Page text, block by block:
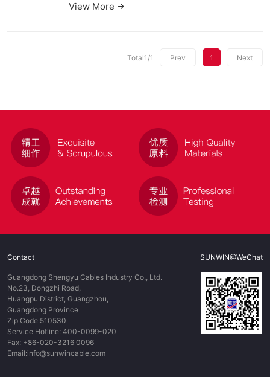
职业健康安全近日，广东质检中诚认证有限公司评审专家
View More
Total1/1 Prev 1 Next
Contact
Guangdong Shengyu Cables Industry Co., Ltd.
No.23, Dongzhi Road,
Huangpu District, Guangzhou,
Guangdong Province
Zip Code:510530
Service Hotline: 400-0099-020
Fax: +86-020-3216 0096
Email:info@sunwincable.com
SUNWIN@WeChat